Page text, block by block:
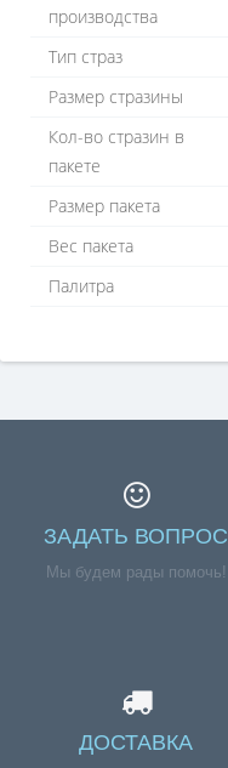
производства
Тип страз
Размер стразины
Кол-во стразин в
пакете
Размер пакета
Вес пакета
Палитра
ЗАДАТЬ ВОПРОС
Мы будем рады помочь!
ДОСТАВКА